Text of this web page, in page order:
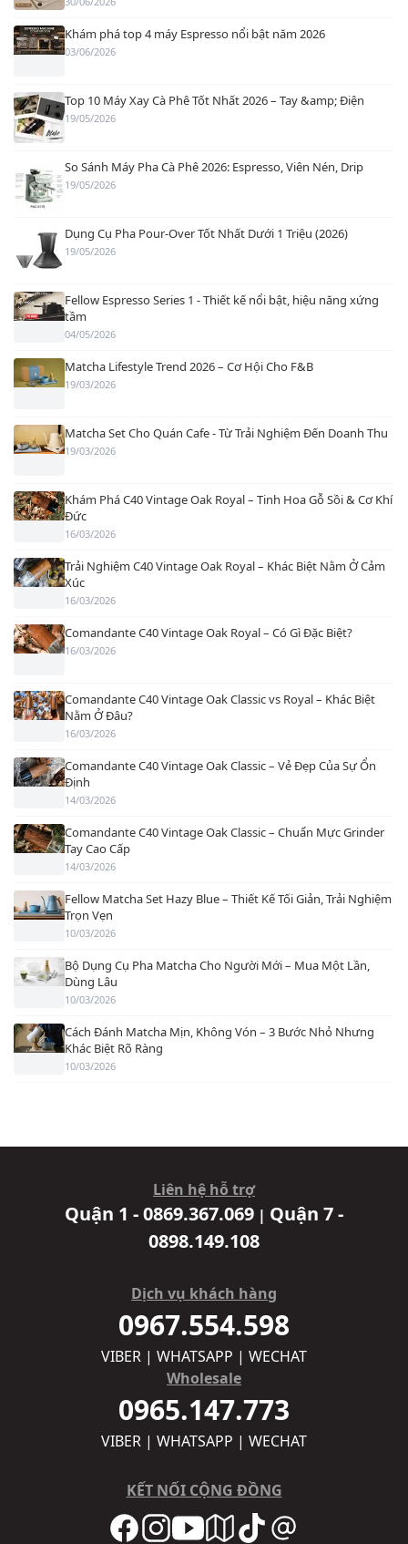
Khám phá top 4 máy Espresso nổi bật năm 2026
03/06/2026
Top 10 Máy Xay Cà Phê Tốt Nhất 2026 – Tay &amp; Điện
19/05/2026
So Sánh Máy Pha Cà Phê 2026: Espresso, Viên Nén, Drip
19/05/2026
Dụng Cụ Pha Pour-Over Tốt Nhất Dưới 1 Triệu (2026)
19/05/2026
Fellow Espresso Series 1 - Thiết kế nổi bật, hiệu năng xứng
tầm
04/05/2026
Matcha Lifestyle Trend 2026 – Cơ Hội Cho F&B
19/03/2026
Matcha Set Cho Quán Cafe - Từ Trải Nghiệm Đến Doanh Thu
19/03/2026
Khám Phá C40 Vintage Oak Royal – Tinh Hoa Gỗ Sồi & Cơ Khí
Đức
16/03/2026
Trải Nghiệm C40 Vintage Oak Royal – Khác Biệt Nằm Ở Cảm
Xúc
16/03/2026
Comandante C40 Vintage Oak Royal – Có Gì Đặc Biệt?
16/03/2026
Comandante C40 Vintage Oak Classic vs Royal – Khác Biệt
Nằm Ở Đâu?
16/03/2026
Comandante C40 Vintage Oak Classic – Vẻ Đẹp Của Sự Ổn
Định
14/03/2026
Comandante C40 Vintage Oak Classic – Chuẩn Mực Grinder
Tay Cao Cấp
14/03/2026
Fellow Matcha Set Hazy Blue – Thiết Kế Tối Giản, Trải Nghiệm
Trọn Vẹn
10/03/2026
Bộ Dụng Cụ Pha Matcha Cho Người Mới – Mua Một Lần,
Dùng Lâu
10/03/2026
Cách Đánh Matcha Mịn, Không Vón – 3 Bước Nhỏ Nhưng
Khác Biệt Rõ Ràng
10/03/2026
Liên hệ hỗ trợ
Quận 1 - 0869.367.069 | Quận 7 -
0898.149.108
Dịch vụ khách hàng
0967.554.598
VIBER | WHATSAPP | WECHAT
Wholesale
0965.147.773
VIBER | WHATSAPP | WECHAT
KẾT NỐI CỘNG ĐỒNG